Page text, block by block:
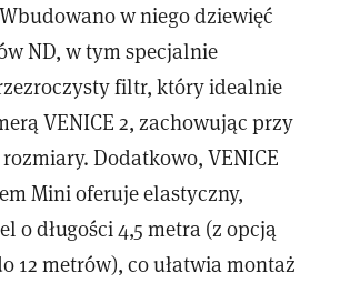
w niego dziewięć
ND, w tym specjalnie
filtr, który idealnie
VENICE 2, zachowując przy
Dodatkowo, VENICE
Mini oferuje elastyczny,
o długości 4,5 metra (z opcją
12 metrów), co ułatwia montaż